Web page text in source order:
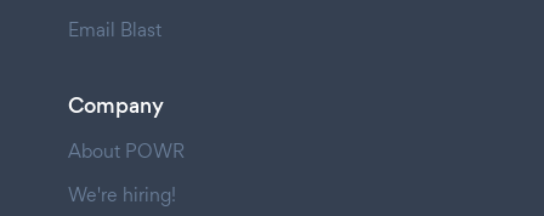
Email Blast
Company
About POWR
We're hiring!